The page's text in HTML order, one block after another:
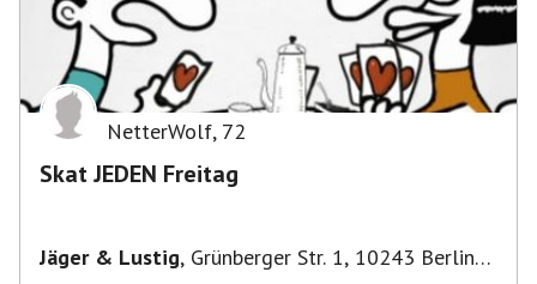
NetterWolf, 72
Skat JEDEN Freitag
Jäger & Lustig, Grünberger Str. 1, 10243 Berlin-